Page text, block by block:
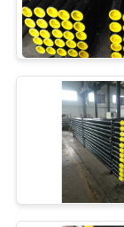
NEEM
CONTACT
OP